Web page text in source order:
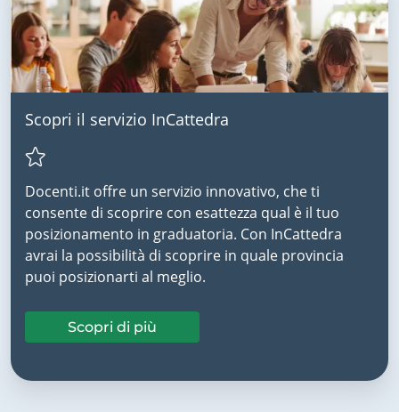
Scopri il servizio InCattedra
Docenti.it offre un servizio innovativo, che ti
consente di scoprire con esattezza qual è il tuo
posizionamento in graduatoria. Con InCattedra
avrai la possibilità di scoprire in quale provincia
puoi posizionarti al meglio.
Scopri di più